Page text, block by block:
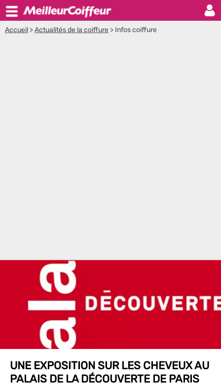
Accueil >Actualités de la coiffure > Infos coiffure
UNE EXPOSITION SUR LES CHEVEUX AU
PALAIS DE LA DÉCOUVERTE DE PARIS